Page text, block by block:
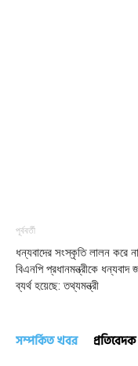
পূর্ববর্তী
ধন্যবাদের সংস্কৃতি লালন করে
বিএনপি প্রধানমন্ত্রীকে ধন্যবাদ
ব্যর্থ হয়েছে: তথ্যমন্ত্রী
সম্পর্কিত খবর